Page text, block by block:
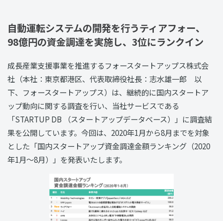
自動運転システムの開発を行うティアフォー、
98億円の資金調達を実施し、3位にランクイン
成長産業支援事業を推進するフォースタートアップス株式会
社（本社：東京都港区、代表取締役社長：志水雄一郎 以
下、フォースタートアップス）は、継続的に国内スタートア
ップ動向に関する調査を行い、当社サービスである
「STARTUP DB （スタートアップデータベース）」に調査結
果を公開しています。今回は、2020年1月から8月までを対象
とした「国内スタートアップ資金調達金額ランキング（2020
年1月〜8月）」を発表いたします。